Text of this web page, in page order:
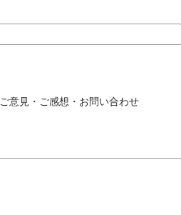
ご意見・ご感想・お問い合わせ